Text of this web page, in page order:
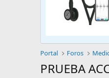
Portal Foros
PRUEBA